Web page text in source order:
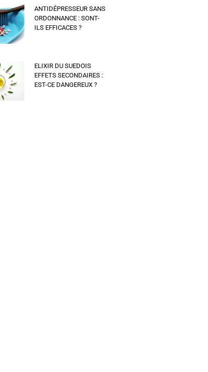
ANTIDÉPRESSEUR SANS
ORDONNANCE : SONT-
ILS EFFICACES ?
ELIXIR DU SUEDOIS
EFFETS SECONDAIRES :
EST-CE DANGEREUX ?